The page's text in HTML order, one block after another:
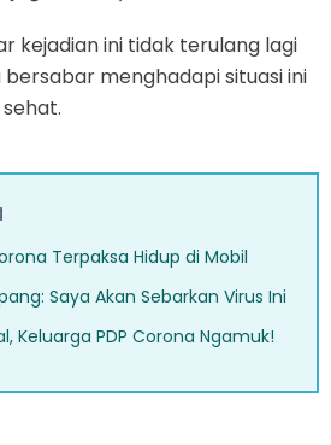
kejadian ini tidak terulang lagi
menghadapi situasi ini
Terpaksa Hidup di Mobil
Saya Akan Sebarkan Virus Ini
Keluarga PDP Corona Ngamuk!